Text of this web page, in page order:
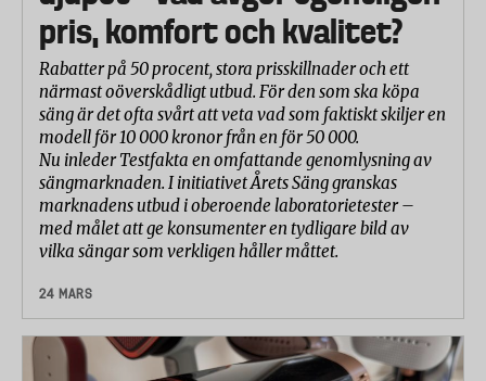
pris, komfort och kvalitet?
Rabatter på 50 procent, stora prisskillnader och ett
närmast oöverskådligt utbud. För den som ska köpa
säng är det ofta svårt att veta vad som faktiskt skiljer en
modell för 10 000 kronor från en för 50 000.
Nu inleder Testfakta en omfattande genomlysning av
sängmarknaden. I initiativet Årets Säng granskas
marknadens utbud i oberoende laboratorietester –
med målet att ge konsumenter en tydligare bild av
vilka sängar som verkligen håller måttet.
24 MARS